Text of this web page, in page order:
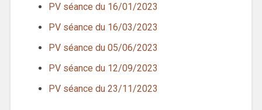
PV séance du 16/01/2023
PV séance du 16/03/2023
PV séance du 05/06/2023
PV séance du 12/09/2023
PV séance du 23/11/2023